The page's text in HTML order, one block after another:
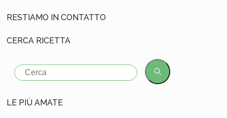
RESTIAMO IN CONTATTO
CERCA RICETTA
Search
for:
LE PIÙ AMATE